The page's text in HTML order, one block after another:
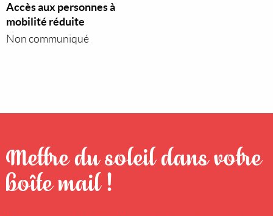
Accès aux personnes à
mobilité réduite
Non communiqué
Mettre du soleil dans votre
boîte mail !